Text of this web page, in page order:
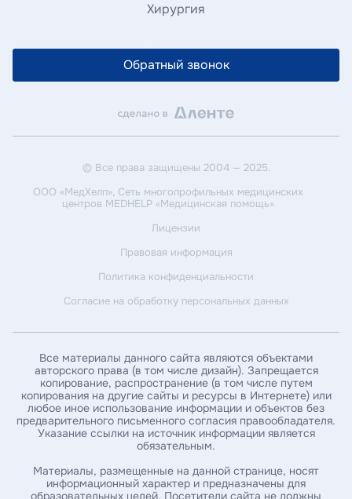
Хирургия
Обратный звонок
© Все права защищены 2004 — 2025.
ООО «МедХелп», Сеть многопрофильных медицинских
центров MEDHELP «Медицинская помощь»
Лицензии
Правовая информация
Политика конфиденциальности
Согласие на обработку персональных данных
Все материалы данного сайта являются объектами
авторского права (в том числе дизайн). Запрещается
копирование, распространение (в том числе путем
копирования на другие сайты и ресурсы в Интернете) или
любое иное использование информации и объектов без
предварительного письменного согласия правообладателя.
Указание ссылки на источник информации является
обязательным.
Материалы, размещенные на данной странице, носят
информационный характер и предназначены для
образовательных целей. Посетители сайта не должны
Оставьте заявку на налоговый вычет
Пациент является плательщиком
Введите дату рождения*
Введите номер амбулаторной карты
За какой год / годы вы хотите получить справку *